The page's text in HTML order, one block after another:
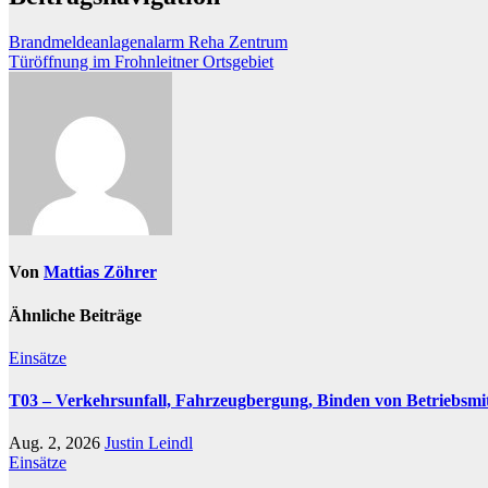
Brandmeldeanlagenalarm Reha Zentrum
Türöffnung im Frohnleitner Ortsgebiet
Von Mattias Zöhrer
Ähnliche Beiträge
Einsätze
T03 – Verkehrsunfall, Fahrzeugbergung, Binden von
Aug. 2, 2026 Justin Leindl
Einsätze